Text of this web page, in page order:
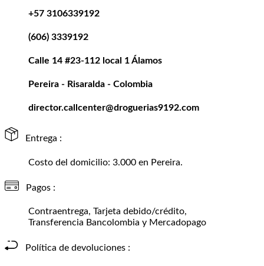
+57 3106339192
(606) 3339192
Calle 14 #23-112 local 1 Álamos
Pereira - Risaralda - Colombia
director.callcenter@droguerias9192.com
Entrega :
Costo del domicilio: 3.000 en Pereira.
Pagos :
Contraentrega, Tarjeta debido/crédito,
Transferencia Bancolombia y Mercadopago
Política de devoluciones :